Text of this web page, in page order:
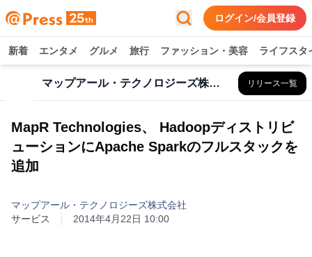
ログイン/会員登録
新着 エンタメ グルメ 旅行 ファッション・美容 ライフスタ
マップアール・テクノロジーズ株式会社 リリース一覧
MapR Technologies、 Hadoopディストリビ
ューションにApache Sparkのフルスタックを
追加
マップアール・テクノロジーズ株式会社
サービス
2014年4月22日 10:00